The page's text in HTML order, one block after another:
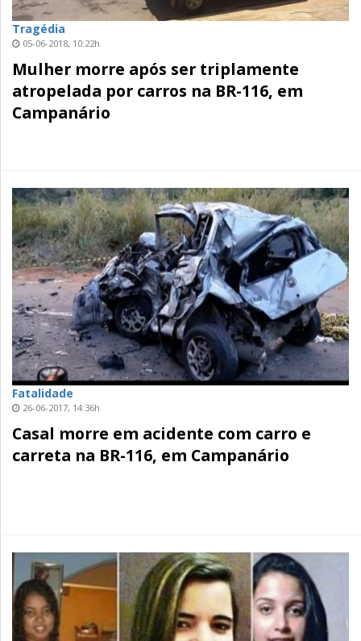
Tragédia
05-06-2018, 10:22h
Mulher morre após ser triplamente
atropelada por carros na BR-116, em
Campanário
Fatalidade
26-06-2017, 14:36h
Casal morre em acidente com carro e
carreta na BR-116, em Campanário